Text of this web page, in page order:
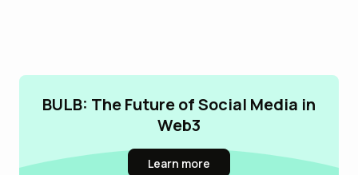
BULB: The Future of Social Media in
Web3
Learn more